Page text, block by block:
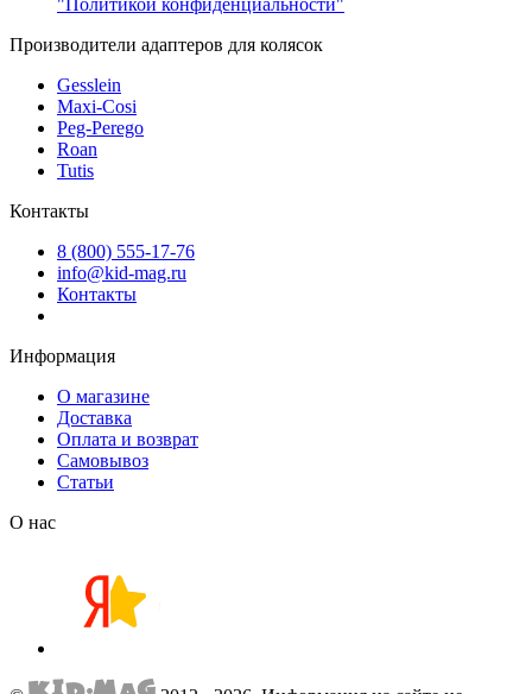
"Политикой конфиденциальности"
Производители адаптеров для колясок
Gesslein
Maxi-Cosi
Peg-Perego
Roan
Tutis
Контакты
8 (800) 555-17-76
info@kid-mag.ru
Контакты
Информация
О магазине
Доставка
Оплата и возврат
Самовывоз
Статьи
О нас